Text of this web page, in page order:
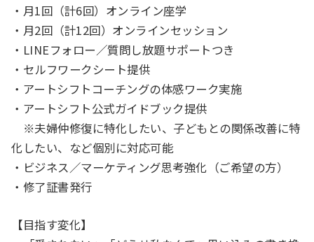
・月1回（計6回）オンライン座学
・月2回（計12回）オンラインセッション
・LINEフォロー／質問し放題サポートつき
・セルフワークシート提供
・アートシフトコーチングの体感ワーク実施
・アートシフト公式ガイドブック提供
※夫婦仲修復に特化したい、子どもとの関係改善に特
化したい、など個別に対応可能
・ビジネス／マーケティング思考強化（ご希望の方）
・修了証書発行
【目指す変化】